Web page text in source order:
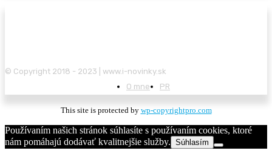
© Copyright 2018 - 2023 | www.i-novinky.sk
O mne
PR
This site is protected by wp-copyrightpro.com
Používaním našich stránok súhlasíte s používaním cookies, ktoré
nám pomáhajú dodávať kvalitnejšie služby. Súhlasím